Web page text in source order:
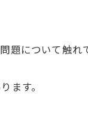
について触れ
ます。